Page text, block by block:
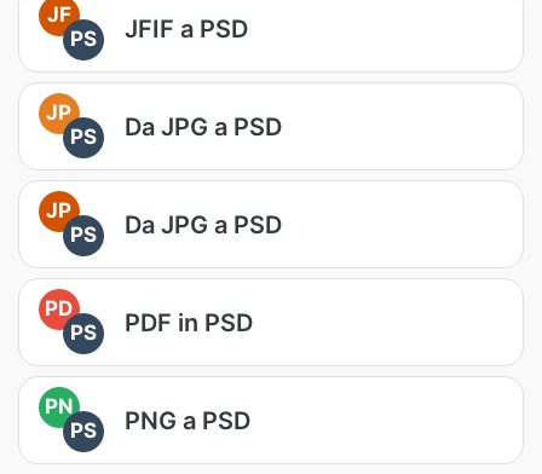
JF
PS
JFIF a PSD
JP
PS
Da JPG a PSD
JP
PS
Da JPG a PSD
PD
PS
PDF in PSD
PN
PS
PNG a PSD